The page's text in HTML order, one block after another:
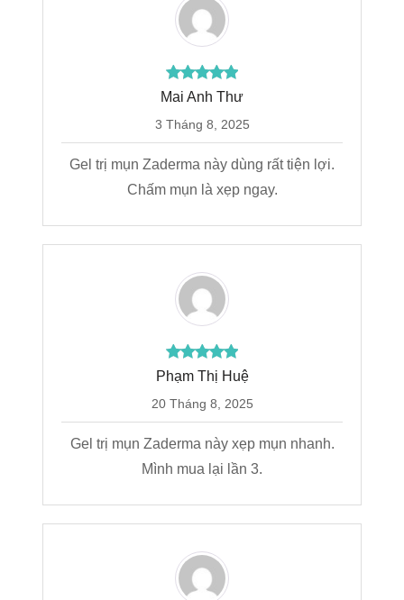
Mai Anh Thư
3 Tháng 8, 2025
Gel trị mụn Zaderma này dùng rất tiện lợi.
Chấm mụn là xẹp ngay.
Phạm Thị Huệ
20 Tháng 8, 2025
Gel trị mụn Zaderma này xẹp mụn nhanh.
Mình mua lại lần 3.